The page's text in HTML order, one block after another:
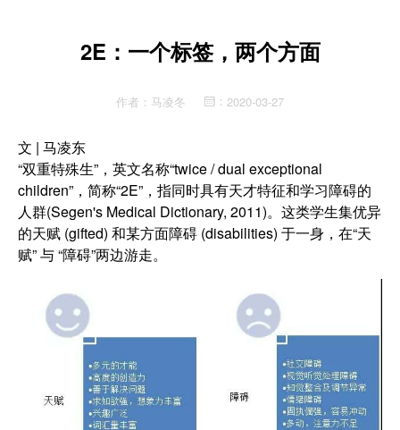
2E：一个标签，两个方面
作者： 马凌冬 ： 2020-03-27
文 | 马凌东
“双重特殊生”，英文名称“twice / dual exceptional
children”，简称“2E”，指同时具有天才特征和学习障碍的
人群(Segen's Medical Dictionary, 2011)。这类学生集优异
的天赋 (gifted) 和某方面障碍 (disabilities) 于一身，在“天
赋” 与 “障碍”两边游走。